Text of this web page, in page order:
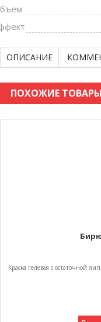
ОПИСАНИЕ
ПОХОЖИЕ
Краска гелевая с остаточной